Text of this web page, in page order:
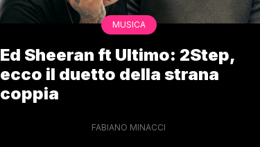
MUSICA
Ed Sheeran ft Ultimo: 2Step,
ecco il duetto della strana
coppia
FABIANO MINACCI